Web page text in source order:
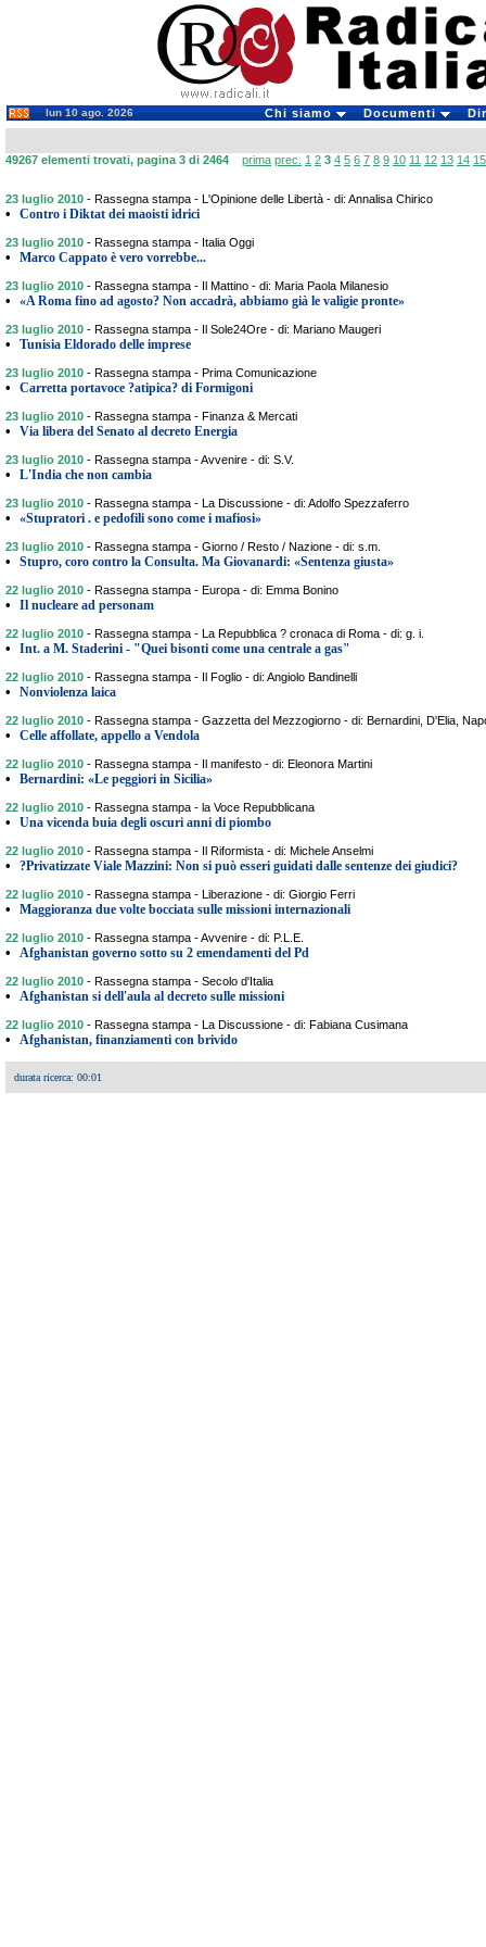
lun 10 ago. 2026 Chi siamo Documenti
49267 elementi trovati, pagina 3 di 2464 prima prec. 1 2 3 4 5 6 7 8 9 10 11 12 13 14 15
23 luglio 2010 - Rassegna stampa - L'Opinione delle Libertà - di: Annalisa Chirico
• Contro i Diktat dei maoisti idrici
23 luglio 2010 - Rassegna stampa - Italia Oggi
• Marco Cappato è vero vorrebbe...
23 luglio 2010 - Rassegna stampa - Il Mattino - di: Maria Paola Milanesio
• «A Roma fino ad agosto? Non accadrà, abbiamo già le valigie pronte»
23 luglio 2010 - Rassegna stampa - Il Sole24Ore - di: Mariano Maugeri
• Tunisia Eldorado delle imprese
23 luglio 2010 - Rassegna stampa - Prima Comunicazione
• Carretta portavoce ?atipica? di Formigoni
23 luglio 2010 - Rassegna stampa - Finanza & Mercati
• Via libera del Senato al decreto Energia
23 luglio 2010 - Rassegna stampa - Avvenire - di: S.V.
• L'India che non cambia
23 luglio 2010 - Rassegna stampa - La Discussione - di: Adolfo Spezzaferro
• «Stupratori . e pedofili sono come i mafiosi»
23 luglio 2010 - Rassegna stampa - Giorno / Resto / Nazione - di: s.m.
• Stupro, coro contro la Consulta. Ma Giovanardi: «Sentenza giusta»
22 luglio 2010 - Rassegna stampa - Europa - di: Emma Bonino
• Il nucleare ad personam
22 luglio 2010 - Rassegna stampa - La Repubblica ? cronaca di Roma - di: g. i.
• Int. a M. Staderini - "Quei bisonti come una centrale a gas"
22 luglio 2010 - Rassegna stampa - Il Foglio - di: Angiolo Bandinelli
• Nonviolenza laica
22 luglio 2010 - Rassegna stampa - Gazzetta del Mezzogiorno - di: Bernardini, D'Elia,
• Celle affollate, appello a Vendola
22 luglio 2010 - Rassegna stampa - Il manifesto - di: Eleonora Martini
• Bernardini: «Le peggiori in Sicilia»
22 luglio 2010 - Rassegna stampa - la Voce Repubblicana
• Una vicenda buia degli oscuri anni di piombo
22 luglio 2010 - Rassegna stampa - Il Riformista - di: Michele Anselmi
• ?Privatizzate Viale Mazzini: Non si può esseri guidati dalle sentenze dei giudici?
22 luglio 2010 - Rassegna stampa - Liberazione - di: Giorgio Ferri
• Maggioranza due volte bocciata sulle missioni internazionali
22 luglio 2010 - Rassegna stampa - Avvenire - di: P.L.E.
• Afghanistan governo sotto su 2 emendamenti del Pd
22 luglio 2010 - Rassegna stampa - Secolo d'Italia
• Afghanistan si dell'aula al decreto sulle missioni
22 luglio 2010 - Rassegna stampa - La Discussione - di: Fabiana Cusimana
• Afghanistan, finanziamenti con brivido
durata ricerca: 00:01